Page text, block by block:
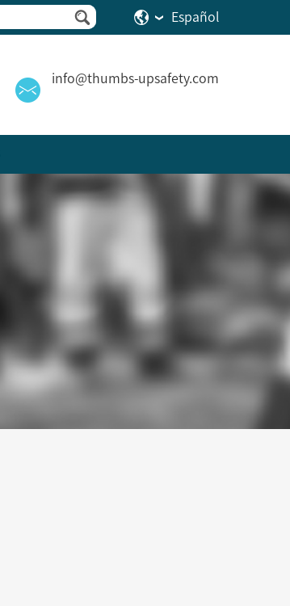
Español
info@thumbs-upsafety.com